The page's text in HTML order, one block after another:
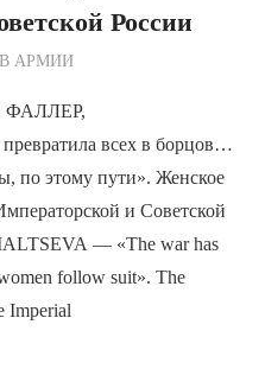
России
АРМИИ
всех в борцов…
по этому пути». Женское
и Советской
— «The war has
follow suit». The
Imperial